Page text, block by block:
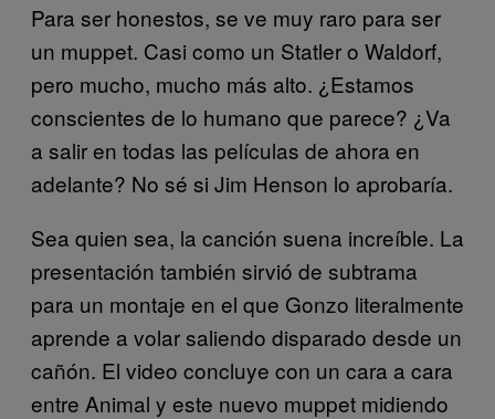
Para ser honestos, se ve muy raro para ser
un muppet. Casi como un Statler o Waldorf,
pero mucho, mucho más alto. ¿Estamos
conscientes de lo humano que parece? ¿Va
a salir en todas las películas de ahora en
adelante? No sé si Jim Henson lo aprobaría.
Sea quien sea, la canción suena increíble. La
presentación también sirvió de subtrama
para un montaje en el que Gonzo literalmente
aprende a volar saliendo disparado desde un
cañón. El video concluye con un cara a cara
entre Animal y este nuevo muppet midiendo